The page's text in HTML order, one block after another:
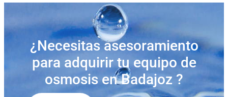
¿Necesitas asesoramiento
para adquirir tu equipo de
osmosis en Badajoz ?